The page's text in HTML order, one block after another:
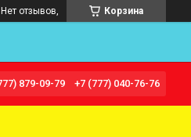
Корзина
Нет отзывов,
879-09-79 +7 (777) 040-76-76